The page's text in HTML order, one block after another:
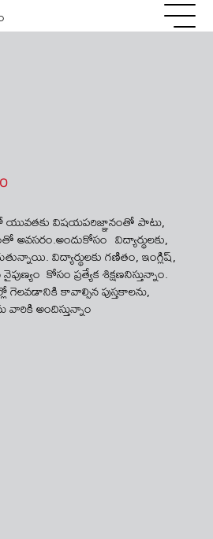
విషయపరిజ్ఞానంతో పాటు,
అవసరం.అందుకోసం విద్యార్థులకు,
విద్యార్థులకు గణితం, ఇంగ్లిష్​,
కోసం ప్రత్యేక శిక్షణనిస్తున్నాం.
గెలవడానికి కావాల్సిన పుస్తకాలను,
వారికి అందిస్తున్నాం